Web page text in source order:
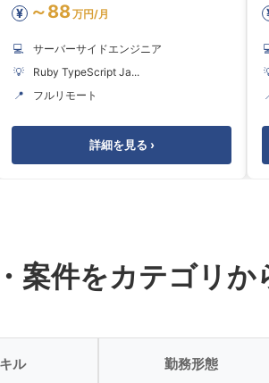
¥ ～88万円/月
💻
サーバーサイドエンジニア
💡
Ruby TypeScript Ja...
📍
フルリモート
詳細を見る ›
案件をカテゴリか
ル 勤務形態